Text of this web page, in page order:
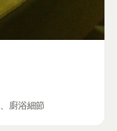
廚浴細節